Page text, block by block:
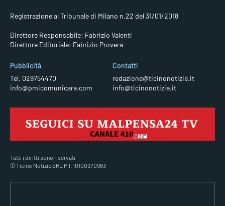
Registrazione al Tribunale di Milano n.22 del 31/01/2018
Direttore Responsabile: Fabrizio Valenti
Direttore Editoriale: Fabrizio Provera
Pubblicità
Tel. 029754470
info@pmicomunicare.com
Contatti
redazione@ticinonotizie.it
info@ticinonotizie.it
Tutti i diritti sono riservati
© Ticino Notizie SRL P.I. 10100370963